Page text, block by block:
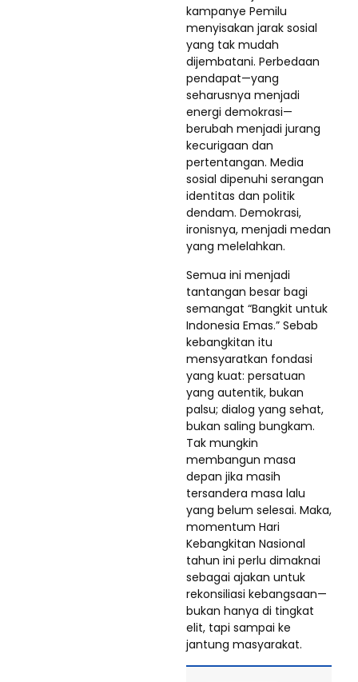
kampanye Pemilu
menyisakan jarak sosial
yang tak mudah
dijembatani. Perbedaan
pendapat—yang
seharusnya menjadi
energi demokrasi—
berubah menjadi jurang
kecurigaan dan
pertentangan. Media
sosial dipenuhi serangan
identitas dan politik
dendam. Demokrasi,
ironisnya, menjadi medan
yang melelahkan.
Semua ini menjadi
tantangan besar bagi
semangat “Bangkit untuk
Indonesia Emas.” Sebab
kebangkitan itu
mensyaratkan fondasi
yang kuat: persatuan
yang autentik, bukan
palsu; dialog yang sehat,
bukan saling bungkam.
Tak mungkin
membangun masa
depan jika masih
tersandera masa lalu
yang belum selesai. Maka,
momentum Hari
Kebangkitan Nasional
tahun ini perlu dimaknai
sebagai ajakan untuk
rekonsiliasi kebangsaan—
bukan hanya di tingkat
elit, tapi sampai ke
jantung masyarakat.